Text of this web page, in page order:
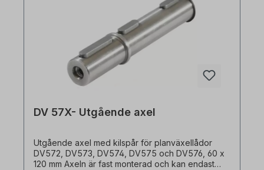
DV 57X- Utgående axel
Utgående axel med kilspår för planväxellådor
DV572, DV573, DV574, DV575 och DV576, 60 x
120 mm Axeln är fast monterad och kan endast